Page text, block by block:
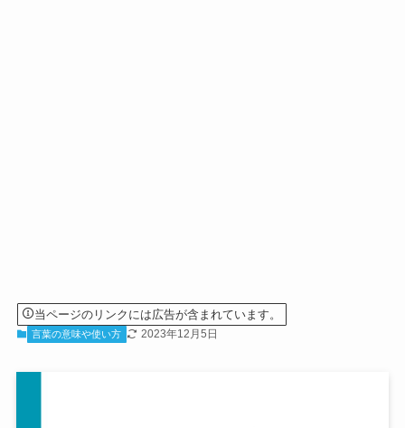
当ページのリンクには広告が含まれています。
言葉の意味や使い方 2023年12月5日